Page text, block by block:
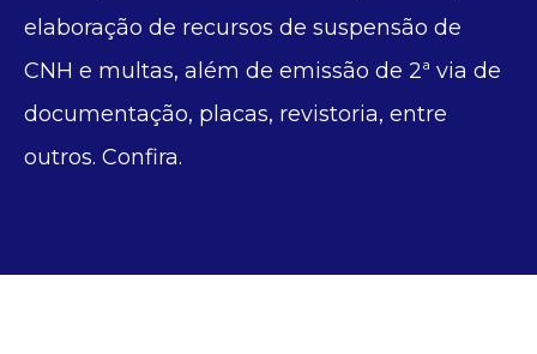
elaboração de recursos de suspensão de
CNH e multas, além de emissão de 2ª via de
documentação, placas, revistoria, entre
outros. Confira.